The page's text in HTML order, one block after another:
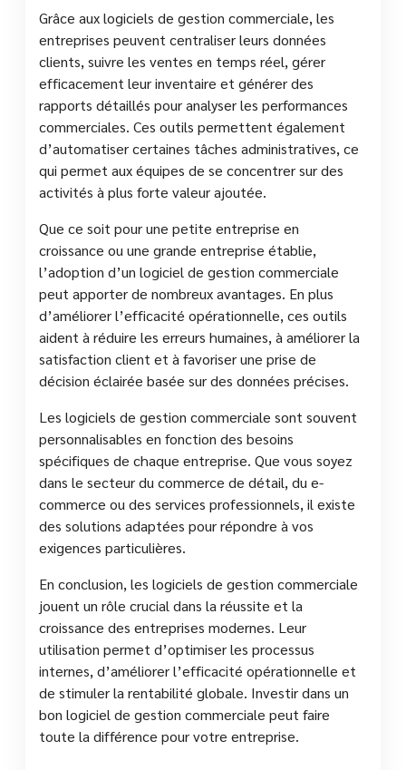
Grâce aux logiciels de gestion commerciale, les
entreprises peuvent centraliser leurs données
clients, suivre les ventes en temps réel, gérer
efficacement leur inventaire et générer des
rapports détaillés pour analyser les performances
commerciales. Ces outils permettent également
d’automatiser certaines tâches administratives, ce
qui permet aux équipes de se concentrer sur des
activités à plus forte valeur ajoutée.
Que ce soit pour une petite entreprise en
croissance ou une grande entreprise établie,
l’adoption d’un logiciel de gestion commerciale
peut apporter de nombreux avantages. En plus
d’améliorer l’efficacité opérationnelle, ces outils
aident à réduire les erreurs humaines, à améliorer la
satisfaction client et à favoriser une prise de
décision éclairée basée sur des données précises.
Les logiciels de gestion commerciale sont souvent
personnalisables en fonction des besoins
spécifiques de chaque entreprise. Que vous soyez
dans le secteur du commerce de détail, du e-
commerce ou des services professionnels, il existe
des solutions adaptées pour répondre à vos
exigences particulières.
En conclusion, les logiciels de gestion commerciale
jouent un rôle crucial dans la réussite et la
croissance des entreprises modernes. Leur
utilisation permet d’optimiser les processus
internes, d’améliorer l’efficacité opérationnelle et
de stimuler la rentabilité globale. Investir dans un
bon logiciel de gestion commerciale peut faire
toute la différence pour votre entreprise.